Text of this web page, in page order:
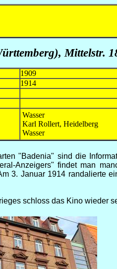
, Mittelstr.
1909
1914
Wasser
Karl Rollert, Heidelberg
Wasser
"Badenia" sind die
Anzeigers" findet man
3. Januar 1914 randalierte
schloss das Kino wieder